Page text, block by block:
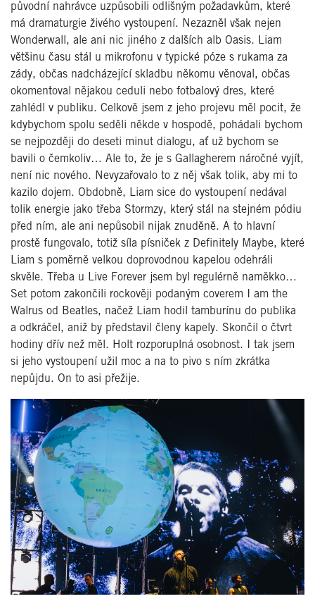
původní nahrávce uzpůsobili odlišným požadavkům, které
má dramaturgie živého vystoupení. Nezazněl však nejen
Wonderwall, ale ani nic jiného z dalších alb Oasis. Liam
většinu času stál u mikrofonu v typické póze s rukama za
zády, občas nadcházející skladbu někomu věnoval, občas
okomentoval nějakou ceduli nebo fotbalový dres, které
zahlédl v publiku. Celkově jsem z jeho projevu měl pocit, že
kdybychom spolu seděli někde v hospodě, pohádali bychom
se nejpozději do deseti minut dialogu, ať už bychom se
bavili o čemkoliv… Ale to, že je s Gallagherem náročné vyjít,
není nic nového. Nevyzařovalo to z něj však tolik, aby mi to
kazilo dojem. Obdobně, Liam sice do vystoupení nedával
tolik energie jako třeba Stormzy, který stál na stejném pódiu
před ním, ale ani nepůsobil nijak znuděně. A to hlavní
prostě fungovalo, totiž síla písniček z Definitely Maybe, které
Liam s poměrně velkou doprovodnou kapelou odehráli
skvěle. Třeba u Live Forever jsem byl regulérně naměkko…
Set potom zakončili rockověji podaným coverem I am the
Walrus od Beatles, načež Liam hodil tamburínu do publika
a odkráčel, aniž by představil členy kapely. Skončil o čtvrt
hodiny dřív než měl. Holt rozporuplná osobnost. I tak jsem
si jeho vystoupení užil moc a na to pivo s ním zkrátka
nepůjdu. On to asi přežije.